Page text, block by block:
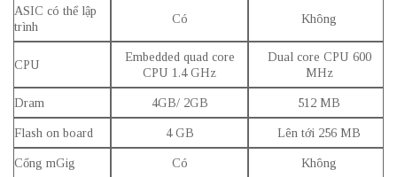
ASIC có thể lập
trình
Có Không
CPU
Embedded quad core
CPU 1.4 GHz
Dual core CPU 600
MHz
Dram 4GB/ 2GB 512 MB
Flash on board 4 GB Lên tới 256 MB
Cổng mGig Có Không